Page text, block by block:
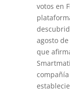
votos en
agosto
que